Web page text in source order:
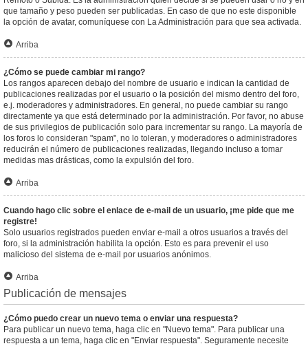
que tamaño y peso pueden ser publicadas. En caso de que no este disponible
la opción de avatar, comuníquese con La Administración para que sea activada.
Arriba
¿Cómo se puede cambiar mi rango?
Los rangos aparecen debajo del nombre de usuario e indican la cantidad de
publicaciones realizadas por el usuario o la posición del mismo dentro del foro,
e.j. moderadores y administradores. En general, no puede cambiar su rango
directamente ya que está determinado por la administración. Por favor, no abuse
de sus privilegios de publicación solo para incrementar su rango. La mayoría de
los foros lo consideran "spam", no lo toleran, y moderadores o administradores
reducirán el número de publicaciones realizadas, llegando incluso a tomar
medidas mas drásticas, como la expulsión del foro.
Arriba
Cuando hago clic sobre el enlace de e-mail de un usuario, ¡me pide que me
registre!
Solo usuarios registrados pueden enviar e-mail a otros usuarios a través del
foro, si la administración habilita la opción. Esto es para prevenir el uso
malicioso del sistema de e-mail por usuarios anónimos.
Arriba
Publicación de mensajes
¿Cómo puedo crear un nuevo tema o enviar una respuesta?
Para publicar un nuevo tema, haga clic en "Nuevo tema". Para publicar una
respuesta a un tema, haga clic en "Enviar respuesta". Seguramente necesite